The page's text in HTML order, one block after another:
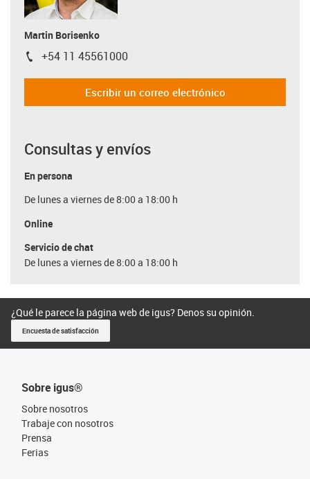
Martin Borisenko
igus-icon-phone
+54 11 45561000
Escribir un correo electrónico
Consultas y envíos
En persona
De lunes a viernes de 8:00 a 18:00 h
Online
Servicio de chat
De lunes a viernes de 8:00 a 18:00 h
¿Qué le parece la página web de igus? Denos su opinión.
Encuesta de satisfacción
Sobre igus®
Sobre nosotros
Trabaje con nosotros
Prensa
Ferias